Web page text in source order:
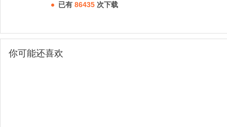
已有 86435 次下载
你可能还喜欢